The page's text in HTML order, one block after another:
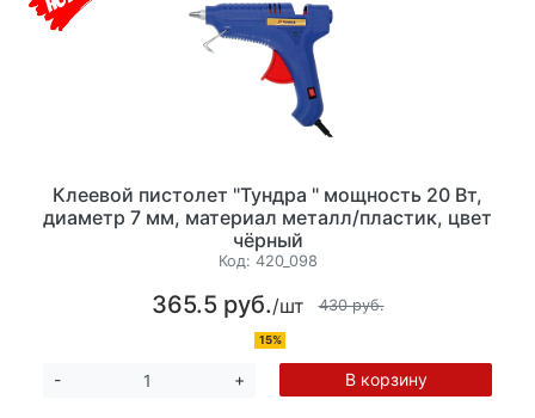
Клеевой пистолет "Тундра " мощность 20 Вт,
диаметр 7 мм, материал металл/пластик, цвет
чёрный
Код: 420_098
365.5 руб./шт 430 руб.
15%
- + В корзину